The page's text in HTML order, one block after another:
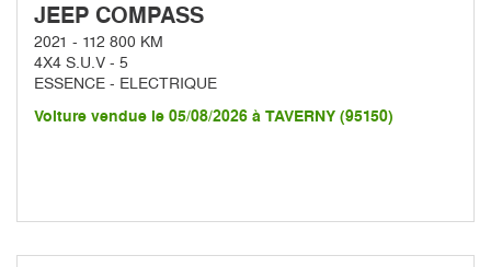
JEEP COMPASS
2021 - 112 800 KM
4X4 S.U.V - 5
ESSENCE - ELECTRIQUE
Voiture vendue le 05/08/2026 à TAVERNY (95150)